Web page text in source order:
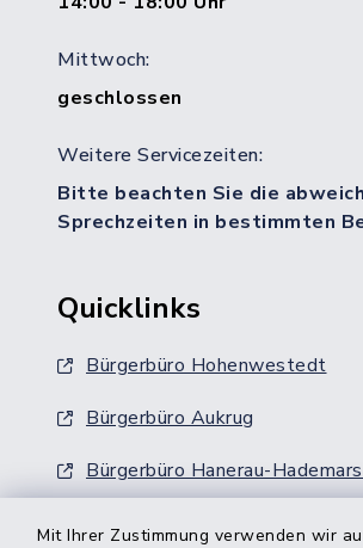
Mit Ihrer Zustimmung verwenden wir
Mittwoch:
geschlossen
Weitere Servicezeiten:
Bitte beachten Sie die
Sprechzeiten in bestimmten
Quicklinks
Bürgerbüro Hohenwestedt
Bürgerbüro Aukrug
Bürgerbüro Hanerau-
Nebenstelle Padenstedt